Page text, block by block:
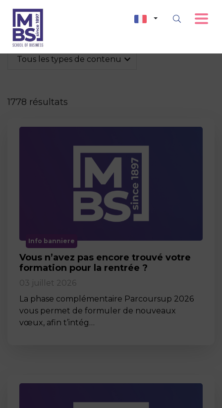
Tous les types de contenu
1778 résultats
Info banniere
Vous n’avez pas encore trouvé votre
formation pour la rentrée ?
03 juillet 2026
La phase complémentaire Parcoursup 2026
vous permet de formuler de nouveaux
vœux, afin t’intég…